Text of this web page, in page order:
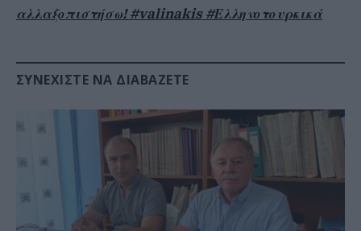
αλλαξοπιστήσω! #valinakis #Ελληνοτουρκικά
ΣΥΝΕΧΊΣΤΕ ΝΑ ΔΙΑΒΆΖΕΤΕ